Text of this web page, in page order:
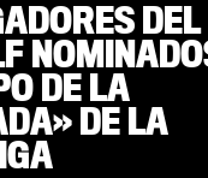
DEL
DE LA
DE LA